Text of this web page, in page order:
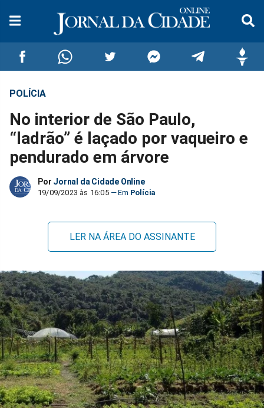
Compartilhar
no
Facebook
Compartilhar
no
Whatsapp
no
Twitter
no
Messenger
no
POLÍCIA
No interior de São Paulo,
“ladrão” é laçado por vaqueiro e
pendurado em árvore
Por Jornal da Cidade Online
19/09/2023 às 16:05 Polícia
LER NA ÁREA DO ASSINANTE